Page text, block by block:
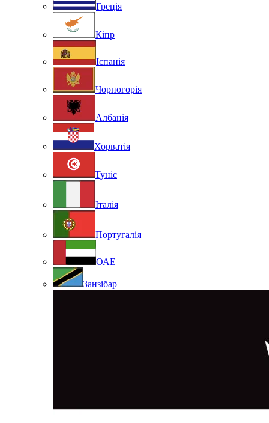
Греція
Кіпр
Іспанія
Чорногорія
Албанія
Хорватія
Туніс
Італія
Португалія
ОАЕ
Занзібар